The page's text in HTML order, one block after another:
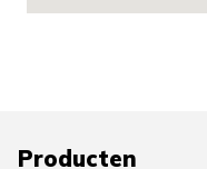
Producten